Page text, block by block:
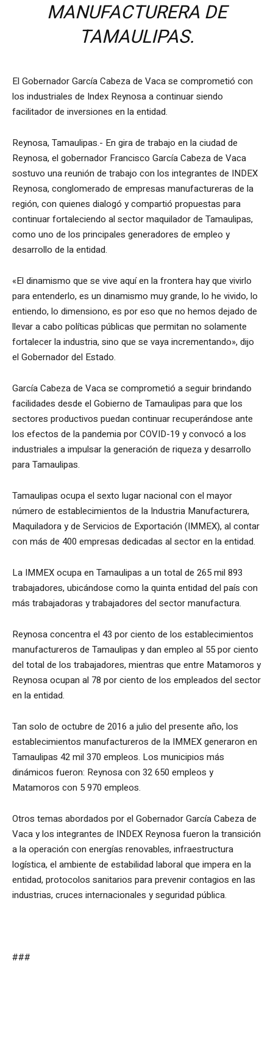
MANUFACTURERA DE
TAMAULIPAS.
El Gobernador García Cabeza de Vaca se comprometió con
los industriales de Index Reynosa a continuar siendo
facilitador de inversiones en la entidad.
Reynosa, Tamaulipas.- En gira de trabajo en la ciudad de
Reynosa, el gobernador Francisco García Cabeza de Vaca
sostuvo una reunión de trabajo con los integrantes de INDEX
Reynosa, conglomerado de empresas manufactureras de la
región, con quienes dialogó y compartió propuestas para
continuar fortaleciendo al sector maquilador de Tamaulipas,
como uno de los principales generadores de empleo y
desarrollo de la entidad.
«El dinamismo que se vive aquí en la frontera hay que vivirlo
para entenderlo, es un dinamismo muy grande, lo he vivido, lo
entiendo, lo dimensiono, es por eso que no hemos dejado de
llevar a cabo políticas públicas que permitan no solamente
fortalecer la industria, sino que se vaya incrementando», dijo
el Gobernador del Estado.
García Cabeza de Vaca se comprometió a seguir brindando
facilidades desde el Gobierno de Tamaulipas para que los
sectores productivos puedan continuar recuperándose ante
los efectos de la pandemia por COVID-19 y convocó a los
industriales a impulsar la generación de riqueza y desarrollo
para Tamaulipas.
Tamaulipas ocupa el sexto lugar nacional con el mayor
número de establecimientos de la Industria Manufacturera,
Maquiladora y de Servicios de Exportación (IMMEX), al contar
con más de 400 empresas dedicadas al sector en la entidad.
La IMMEX ocupa en Tamaulipas a un total de 265 mil 893
trabajadores, ubicándose como la quinta entidad del país con
más trabajadoras y trabajadores del sector manufactura.
Reynosa concentra el 43 por ciento de los establecimientos
manufactureros de Tamaulipas y dan empleo al 55 por ciento
del total de los trabajadores, mientras que entre Matamoros y
Reynosa ocupan al 78 por ciento de los empleados del sector
en la entidad.
Tan solo de octubre de 2016 a julio del presente año, los
establecimientos manufactureros de la IMMEX generaron en
Tamaulipas 42 mil 370 empleos. Los municipios más
dinámicos fueron: Reynosa con 32 650 empleos y
Matamoros con 5 970 empleos.
Otros temas abordados por el Gobernador García Cabeza de
Vaca y los integrantes de INDEX Reynosa fueron la transición
a la operación con energías renovables, infraestructura
logística, el ambiente de estabilidad laboral que impera en la
entidad, protocolos sanitarios para prevenir contagios en las
industrias, cruces internacionales y seguridad pública.
###